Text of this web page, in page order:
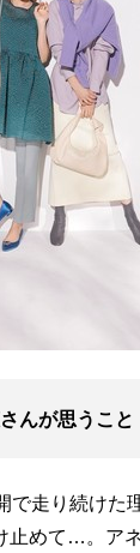
んが思うこと
走り続けた
止めて…。ア